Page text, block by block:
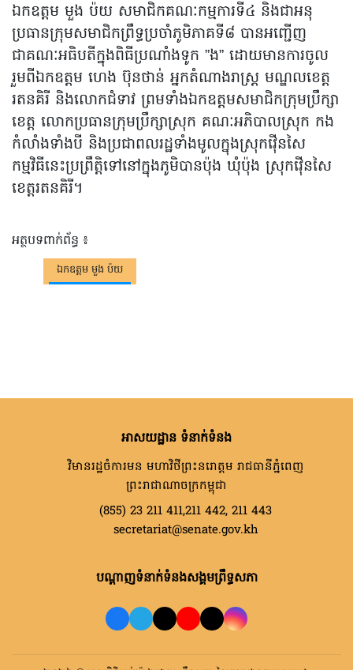
ឯកឧត្ដម មួង ប៉យ សមាជិកគណៈកម្មការទី៤ និងជាអនុ
ប្រធានក្រុមសមាជិកព្រឹទ្ធប្រចាំភូមិភាគទី៨ បានអញ្ជើញ
ជាគណៈអធិបតីក្នុងពិធីប្រណាំងទូក ”ង” ដោយមានការចូល
រួមពីឯកឧត្ដម ហេង ប៊ុនថាន់ អ្នកតំណាងរាស្រ្ដ មណ្ឌលខេត្ត
រតនគិរី និងលោកជំទាវ ព្រមទាំងឯកឧត្ដមសមាជិកក្រុមប្រឹក្សា
ខេត្ត លោកប្រធានក្រុមប្រឹក្សាស្រុក គណៈអភិបាលស្រុក កង
កំលាំងទាំងបី និងប្រជាពលរដ្ឋទាំងមូលក្នុងស្រុកវ៉ើនសៃ
កម្មវិធីនេះប្រព្រឹត្តិទៅនៅក្នុងភូមិបានប៉ុង ឃុំប៉ុង ស្រុកវ៉ើនសៃ
ខេត្ដរតនគិរី។
អត្ថបទពាក់ព័ន្ធ ៖
ឯកឧត្តម មួង ប៉យ
អាសយដ្ឋាន ទំនាក់ទំនង
វិមានរដ្ឋចំការមន មហាវិថីព្រះនរោត្តម រាជធានីភ្នំពេញ
ព្រះរាជាណាចក្រកម្ពុជា
(855) 23 211 411,211 442, 211 443
secretariat@senate.gov.kh
បណ្តាញទំនាក់ទំនងសង្គមព្រឹទ្ធសភា